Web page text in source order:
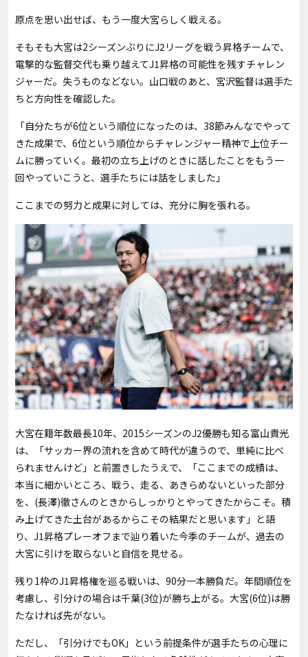
原点を思い出せば、もう一度大宮らしく戦える。
そもそも大宮は2シーズンぶりにJ2リーグを戦う昇格チームで、
電撃的な監督交代も乗り越えてJ1昇格の可能性を残すチャレン
ジャーだ。失うものなどない。山口戦のあと、宮沢監督は選手た
ちと方向性を確認した。
「自分たちが6位という順位になったのは、38節みんなでやって
きた成果で、6位という順位からチャレンジャー精神で上位チー
ムに勝っていく。最初の立ち上げのときに話したことをもう一
回やっていこうと、選手たちには話をしました」
ここまでの努力と成果に対しては、充分に胸を張れる。
大宮在籍年数最長10年、2015シーズンのJ2優勝も知る富山貴光
は、「サッカー界の流れを含めて時代が違うので、単純に比べ
られませんけど」と前置きしたうえで、「ここまでの成績は、
本当に細かいところ、戦う、走る、あきらめないといった部分
を、(長澤)徹さんのときからしっかりとやってきたからこそ。積
み上げてきた土台があるからこその結果だと思います」と語
り、J1昇格プレーオフまで辿り着いた今季のチームが、過去の
大宮に引けを取らないと自信を見せる。
残り1枠のJ1昇格権を巡る戦いは、90分一本勝負だ。年間順位を
考慮し、引分けの場合は千葉(3位)が勝ち上がる。大宮(6位)は勝
たなければ先がない。
ただし、「引分けでもOK」という前提条件が選手たちの心理に